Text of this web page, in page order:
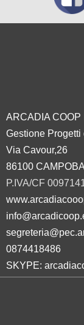
ARCADIA COOP
Gestione
Via Cavour,26
86100
P.IVA/CF
0874418486
SKYPE: